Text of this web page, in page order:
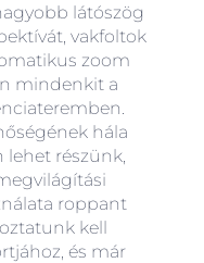
látószög
vakfoltok
zoom
mindenkit a
hála
részünk,
roppant
kell
és már